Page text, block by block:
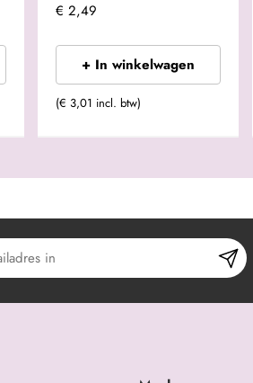
€ 2,49
+ In winkelwagen
(€ 3,01 incl. btw)